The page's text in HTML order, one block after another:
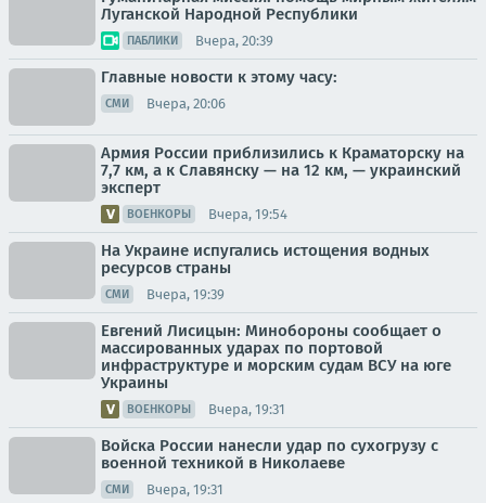
Луганской Народной Республики
ПАБЛИКИ Вчера, 20:39
Главные новости к этому часу:
СМИ Вчера, 20:06
Армия России приблизились к Краматорску на
7,7 км, а к Славянску — на 12 км, — украинский
эксперт
ВОЕНКОРЫ Вчера, 19:54
На Украине испугались истощения водных
ресурсов страны
СМИ Вчера, 19:39
Евгений Лисицын: Минобороны сообщает о
массированных ударах по портовой
инфраструктуре и морским судам ВСУ на юге
Украины
ВОЕНКОРЫ Вчера, 19:31
Войска России нанесли удар по сухогрузу с
военной техникой в Николаеве
СМИ Вчера, 19:31